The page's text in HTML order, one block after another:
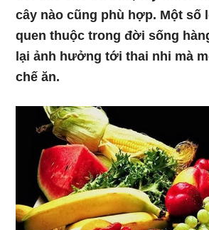
cây nào cũng phù hợp. Một số
quen thuộc trong đời sống
lại ảnh hưởng tới thai nhi mà
chế ăn.